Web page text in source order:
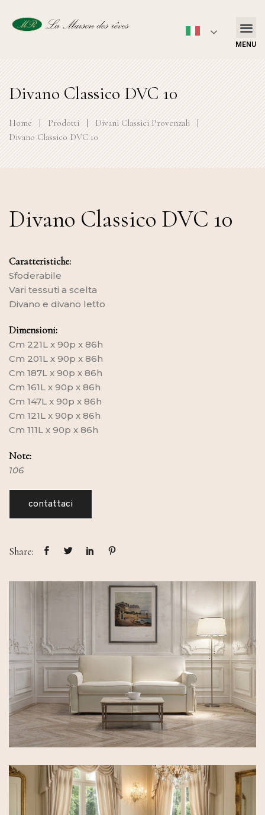
MENU
Divano Classico DVC 10
Home | Prodotti | Divani Classici Provenzali
|
Divano Classico DVC 10
Divano Classico DVC 10
Caratteristiche:
Sfoderabile
Vari tessuti a scelta
Divano e divano letto
Dimensioni:
Cm 221L x 90p x 86h
Cm 201L x 90p x 86h
Cm 187L x 90p x 86h
Cm 161L x 90p x 86h
Cm 147L x 90p x 86h
Cm 121L x 90p x 86h
Cm 111L x 90p x 86h
Note:
106
contattaci
Share: